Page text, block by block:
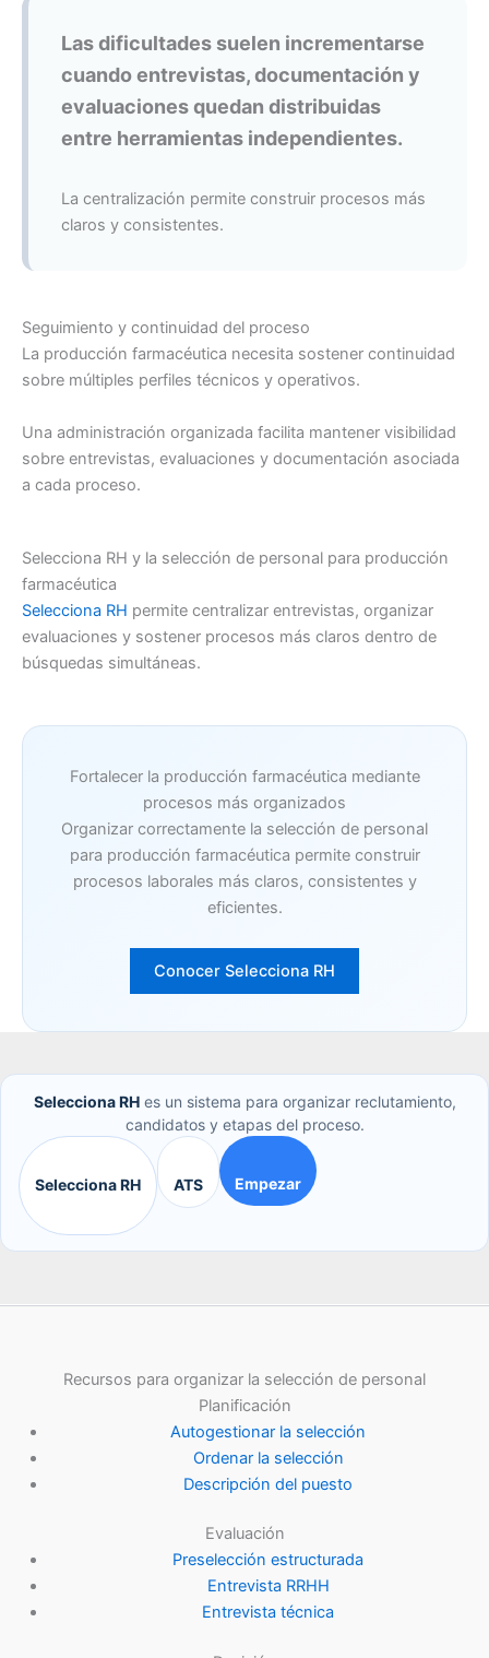
Las dificultades suelen incrementarse
cuando entrevistas, documentación y
evaluaciones quedan distribuidas
entre herramientas independientes.
La centralización permite construir procesos más
claros y consistentes.
Seguimiento y continuidad del proceso
La producción farmacéutica necesita sostener continuidad
sobre múltiples perfiles técnicos y operativos.
Una administración organizada facilita mantener visibilidad
sobre entrevistas, evaluaciones y documentación asociada
a cada proceso.
Selecciona RH y la selección de personal para producción
farmacéutica
Selecciona RH permite centralizar entrevistas, organizar
evaluaciones y sostener procesos más claros dentro de
búsquedas simultáneas.
Fortalecer la producción farmacéutica mediante
procesos más organizados
Organizar correctamente la selección de personal
para producción farmacéutica permite construir
procesos laborales más claros, consistentes y
eficientes.
Conocer Selecciona RH
Selecciona RHes un sistema para organizar reclutamiento,
candidatos y etapas del proceso.
Selecciona RH ATS Empezar
Recursos para organizar la selección de personal
Planificación
Autogestionar la selección
Ordenar la selección
Descripción del puesto
Evaluación
Preselección estructurada
Entrevista RRHH
Entrevista técnica